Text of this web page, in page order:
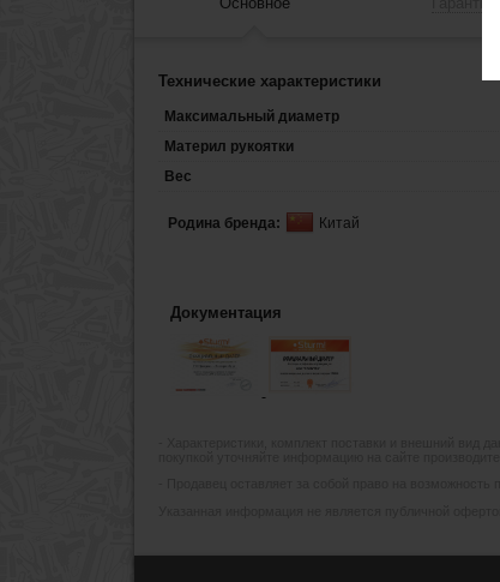
Технические характеристики
Максимальный диаметр
Материл рукоятки
Вес
Родина бренда: Китай
Документация